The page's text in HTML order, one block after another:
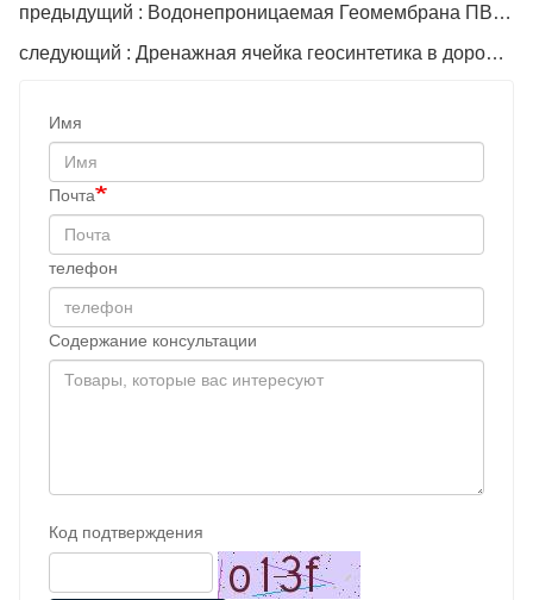
предыдущий : Водонепроницаемая Геомембрана ПВД для садового пруда
следующий : Дренажная ячейка геосинтетика в дорожном строительстве
Имя
Почта
телефон
Содержание консультации
Код подтверждения